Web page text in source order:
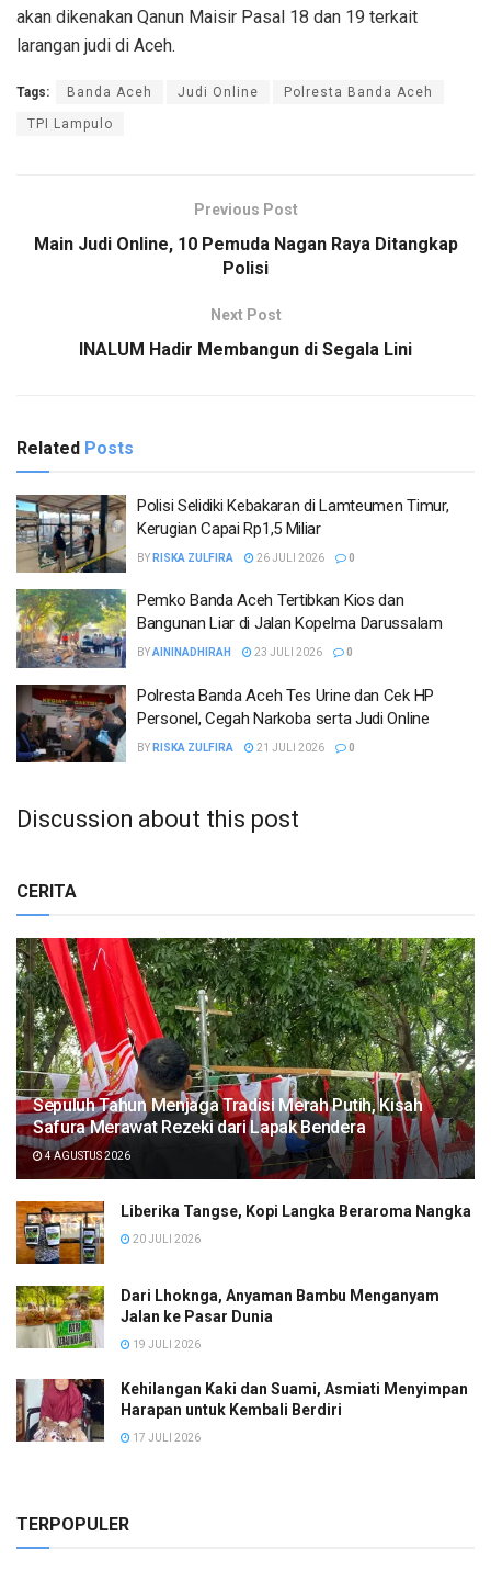
akan dikenakan Qanun Maisir Pasal 18 dan 19 terkait
larangan judi di Aceh.
Tags: Banda Aceh Judi Online Polresta Banda Aceh
TPI Lampulo
Previous Post
Main Judi Online, 10 Pemuda Nagan Raya Ditangkap
Polisi
Next Post
INALUM Hadir Membangun di Segala Lini
Related Posts
Polisi Selidiki Kebakaran di Lamteumen Timur,
Kerugian Capai Rp1,5 Miliar
BY RISKA ZULFIRA 26 JULI 2026 0
Pemko Banda Aceh Tertibkan Kios dan
Bangunan Liar di Jalan Kopelma Darussalam
BYAININADHIRAH 23 JULI 2026 0
Polresta Banda Aceh Tes Urine dan Cek HP
Personel, Cegah Narkoba serta Judi Online
BY RISKA ZULFIRA 21 JULI 2026 0
Discussion about this post
CERITA
Sepuluh Tahun Menjaga Tradisi Merah Putih, Kisah
Safura Merawat Rezeki dari Lapak Bendera
4 AGUSTUS 2026
Liberika Tangse, Kopi Langka Beraroma Nangka
20 JULI 2026
Dari Lhoknga, Anyaman Bambu Menganyam
Jalan ke Pasar Dunia
19 JULI 2026
Kehilangan Kaki dan Suami, Asmiati Menyimpan
Harapan untuk Kembali Berdiri
17 JULI 2026
TERPOPULER